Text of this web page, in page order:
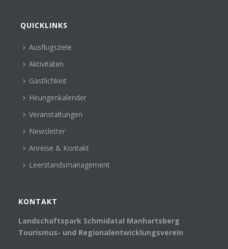
QUICKLINKS
Ausflugsziele
Aktivitäten
Gastlichkeit
Heurigenkalender
Veranstaltungen
Newsletter
Anreise & Kontakt
Leerstandsmanagement
KONTAKT
Landschaftspark Schmidatal Manhartsberg
Tourismus- und Regionalentwicklungsverein